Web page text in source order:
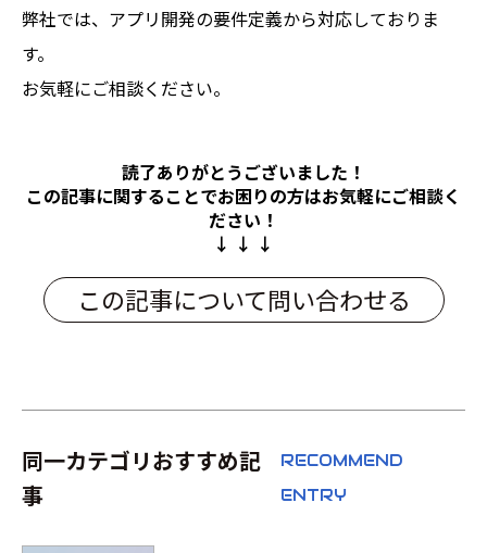
弊社では、アプリ開発の要件定義から対応しておりま
す。
お気軽にご相談ください。
読了ありがとうございました！
この記事に関することでお困りの方はお気軽にご相談く
ださい！
↓ ↓ ↓
この記事について問い合わせる
同一カテゴリおすすめ記
事
RECOMMEND
ENTRY